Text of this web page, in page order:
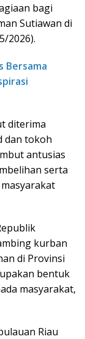
bagi
Sutiawan di
2026).
Bersama
diterima
dan tokoh
antusias
serta
kurban
di Provinsi
bentuk
masyarakat,
Riau